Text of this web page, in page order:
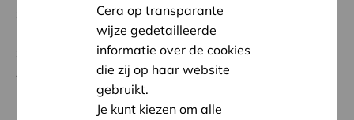
Startdatum:
20/05/2026
Status:
In behandeling
Antwerpen
Datum:
20/05/2026
Cera op transparante
wijze gedetailleerde
informatie over de cookies
die zij op haar website
gebruikt.
Je kunt kiezen om alle